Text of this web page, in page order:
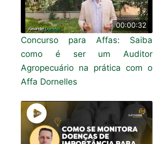
00:00:32
Concurso para Affas: Saiba
como é ser um Auditor
Agropecuário na prática com o
Affa Dornelles